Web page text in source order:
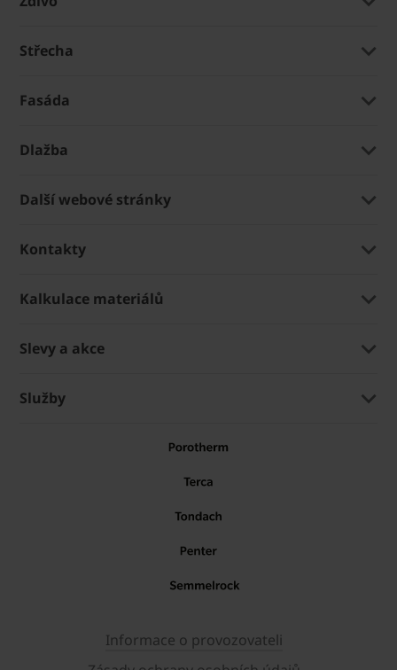
Střecha
Fasáda
Dlažba
Další webové stránky
Kontakty
Kalkulace materiálů
Slevy a akce
Služby
Informace o provozovateli